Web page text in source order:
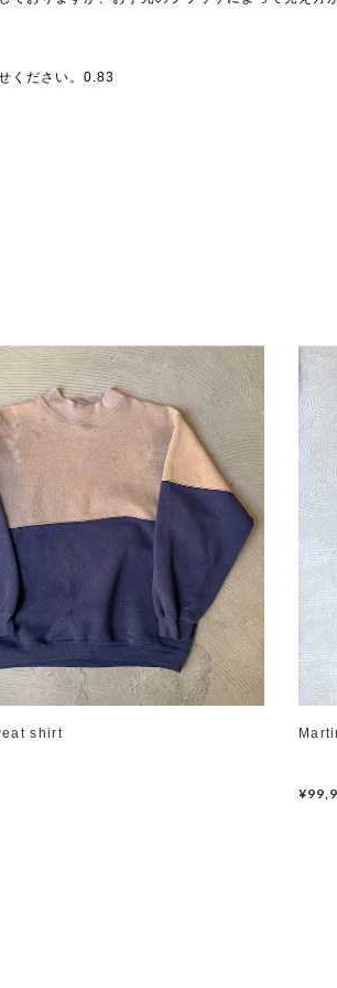
ください。0.83
shirt